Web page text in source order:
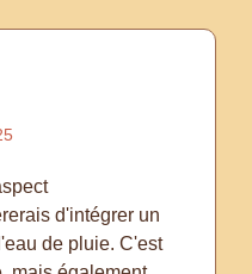
d'intégrer un
de pluie. C'est